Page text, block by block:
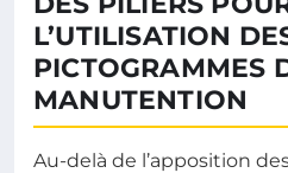
L’UTILISATION
PICTOGRAMMES
MANUTENTION
Au-delà de l’apposition